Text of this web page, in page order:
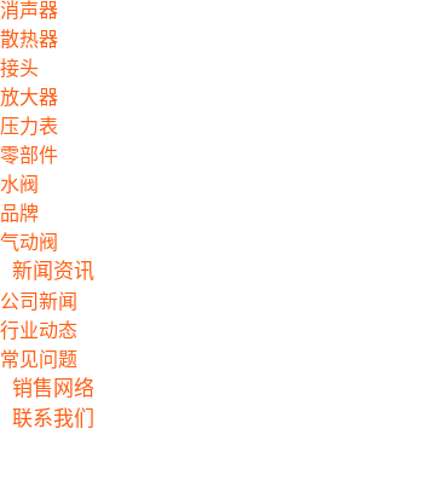
消声器
散热器
接头
放大器
压力表
零部件
水阀
品牌
气动阀
新闻资讯
公司新闻
行业动态
常见问题
销售网络
联系我们